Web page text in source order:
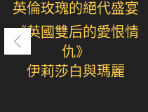
英倫玫瑰的絕代盛宴
《英國雙后的愛恨情
仇》
伊莉莎白與瑪麗